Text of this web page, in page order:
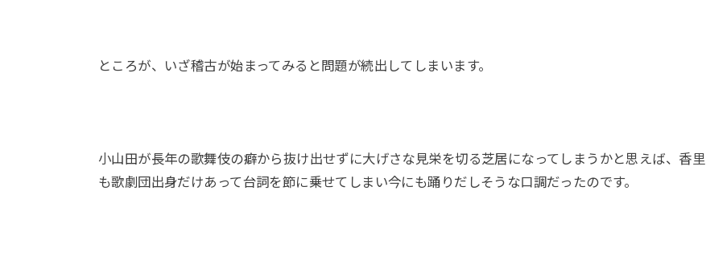
ところが、いざ稽古が始まってみると問題が続出してしまいます。
小山田が長年の歌舞伎の癖から抜け出せずに大げさな見栄を切る芝居になってしまうかと思えば、香里
も歌劇団出身だけあって台詞を節に乗せてしまい今にも踊りだしそうな口調だったのです。